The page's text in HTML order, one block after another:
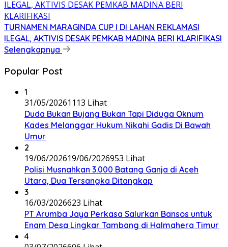
TURNAMEN MARAGINDA CUP I DI LAHAN REKLAMASI
ILEGAL, AKTIVIS DESAK PEMKAB MADINA BERI KLARIFIKASI
Selengkapnya
Popular Post
1
31/05/20261113 Lihat
Duda Bukan Bujang Bukan Tapi Diduga Oknum
Kades Melanggar Hukum Nikahi Gadis Di Bawah
Umur
2
19/06/202619/06/2026953 Lihat
Polisi Musnahkan 3.000 Batang Ganja di Aceh
Utara, Dua Tersangka Ditangkap
3
16/03/2026623 Lihat
PT Arumba Jaya Perkasa Salurkan Bansos untuk
Enam Desa Lingkar Tambang di Halmahera Timur
4